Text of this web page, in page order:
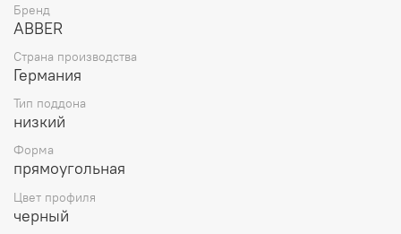
Бренд
ABBER
Страна производства
Германия
Тип поддона
низкий
Форма
прямоугольная
Цвет профиля
черный